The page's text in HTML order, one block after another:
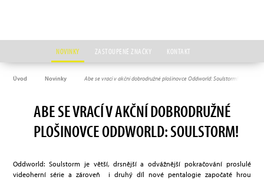
NOVINKY ZASTOUPENÉ ZNAČKY KONTAKT
Úvod Novinky Abe se vrací v akční dobrodružné plošinovce Oddworld: Soulstorm!
ABE SE VRACÍ V AKČNÍ DOBRODRUŽNÉ
PLOŠINOVCE ODDWORLD: SOULSTORM!
Oddworld: Soulstorm je větší, drsnější a odvážnější pokračování proslulé
videoherní série a zároveň i druhý díl nové pentalogie započaté hrou